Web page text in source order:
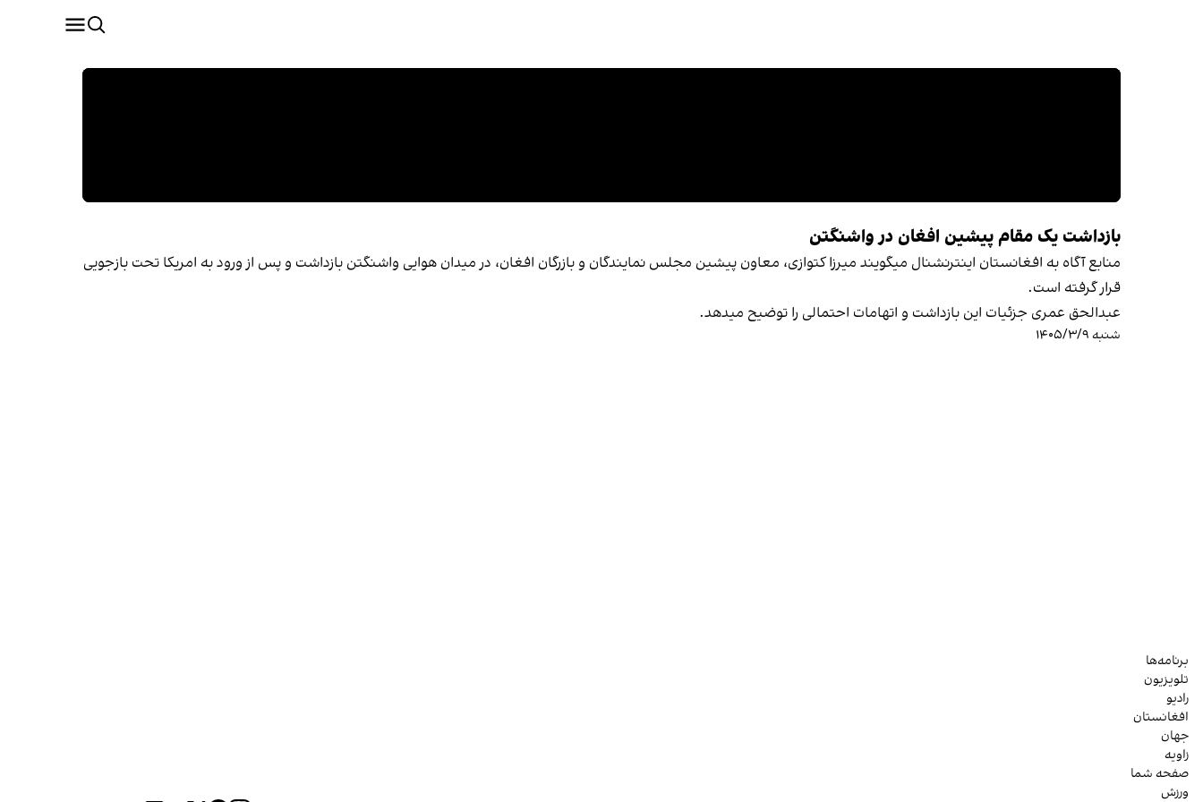
بازداشت یک مقام پیشین افغان در واشنگتن
منابع آگاه به افغانستان اینترنشنال میگویند میرزا کتوازی، معاون پیشین مجلس نمایندگان و بازرگان افغان، در میدان هوایی واشنگتن بازداشت و پس از ورود به امریکا تحت بازجویی
قرار گرفته است.
عبدالحق عمری جزئیات این بازداشت و اتهامات احتمالی را توضيح میدهد.
شنبه ۱۴۰۵/۳/۹
برنامه‌ها
تلویزیون
رادیو
افغانستان
جهان
زاویه
صفحه شما
ورزش